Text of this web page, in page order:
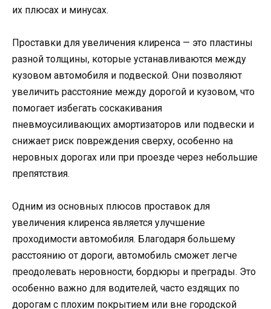
их плюсах и минусах.
Проставки для увеличения клиренса — это пластины
разной толщины, которые устанавливаются между
кузовом автомобиля и подвеской. Они позволяют
увеличить расстояние между дорогой и кузовом, что
помогает избегать соскакивания
пневмоусиливающих амортизаторов или подвески и
снижает риск повреждения сверху, особенно на
неровных дорогах или при проезде через небольшие
препятствия.
Одним из основных плюсов проставок для
увеличения клиренса является улучшение
проходимости автомобиля. Благодаря большему
расстоянию от дороги, автомобиль сможет легче
преодолевать неровности, бордюры и преграды. Это
особенно важно для водителей, часто ездящих по
дорогам с плохим покрытием или вне городской